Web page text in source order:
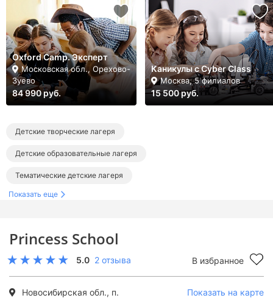
Princess School
5.0 2 отзыва В избранное
Новосибирская обл., п.
Показать на карте
Oxford Camp. Эксперт
Московская обл., Орехово-
Зуево
84 990 руб.
Каникулы с Cyber Class
Москва, 5 филиалов
15 500 руб.
Детские творческие лагеря
Детские образовательные лагеря
Тематические детские лагеря
Лагеря в Новосибирской области
Показать еще